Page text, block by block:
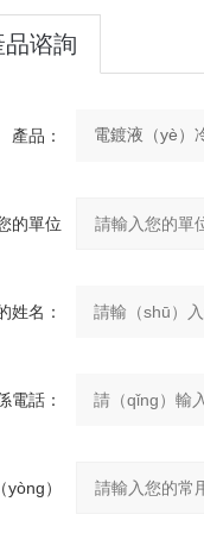
品谘詢
產品：
的單位
姓名：
電話：
yòng）